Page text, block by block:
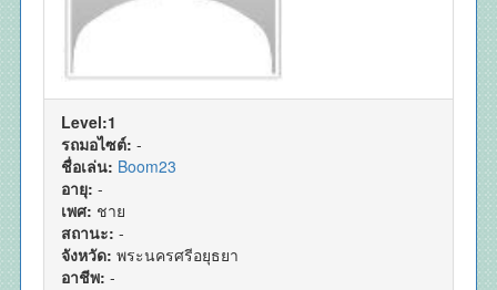
Level:1
รถมอไซต์: -
ชื่อเล่น: Boom23
อายุ: -
เพศ: ชาย
สถานะ: -
จังหวัด: พระนครศรีอยุธยา
อาชีพ: -